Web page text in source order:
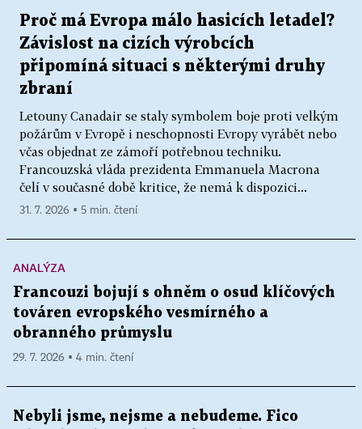
Proč má Evropa málo hasicích letadel?
Závislost na cizích výrobcích
připomíná situaci s některými druhy
zbraní
Letouny Canadair se staly symbolem boje proti velkým
požárům v Evropě i neschopnosti Evropy vyrábět nebo
včas objednat ze zámoří potřebnou techniku.
Francouzská vláda prezidenta Emmanuela Macrona
čelí v současné době kritice, že nemá k dispozici...
31. 7. 2026 ▪ 5 min. čtení
ANALÝZA
Francouzi bojují s ohněm o osud klíčových
továren evropského vesmírného a
obranného průmyslu
29. 7. 2026 ▪ 4 min. čtení
Nebyli jsme, nejsme a nebudeme. Fico